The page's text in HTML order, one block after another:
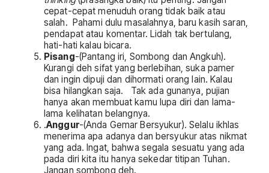
cepat-cepat menuduh orang tidak baik atau
salah. Pahami dulu masalahnya, baru kasih saran,
pendapat atau komentar. Lidah tak bertulang,
hati-hati kalau bicara.
Pisang-(Pantang iri, Sombong dan Angkuh).
Kurangi deh sifat yang berlebihan, suka pamer
dan ingin dipuji dan dihormati orang lain. Kalau
bisa hilangkan saja. Tak ada gunanya, pujian
hanya akan membuat kamu lupa diri dan lama-
lama kelihatan belangnya.
.Anggur-(Anda Gemar Bersyukur). Selalu ikhlas
menerima apa adanya dan bersyukur atas nikmat
yang ada. Ingat, bahwa segala sesuatu yang ada
pada diri kita itu hanya sekedar titipan Tuhan.
Jangan sombong deh.